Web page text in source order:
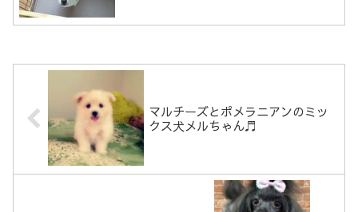
マルチーズとポメラニアンのミッ
クス犬メルちゃん♬